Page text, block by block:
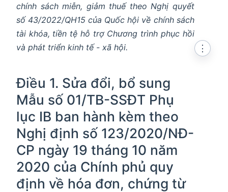
chính sách miễn, giảm thuế theo Nghị quyết
số 43/2022/QH15 của Quốc hội về chính sách
tài khóa, tiền tệ hỗ trợ Chương trình phục hồi
và phát triển kinh tế - xã hội.
Điều 1. Sửa đổi, bổ sung
Mẫu số 01/TB-SSĐT Phụ
lục IB ban hành kèm theo
Nghị định số 123/2020/NĐ-
CP ngày 19 tháng 10 năm
2020 của Chính phủ quy
định về hóa đơn, chứng từ
⋮